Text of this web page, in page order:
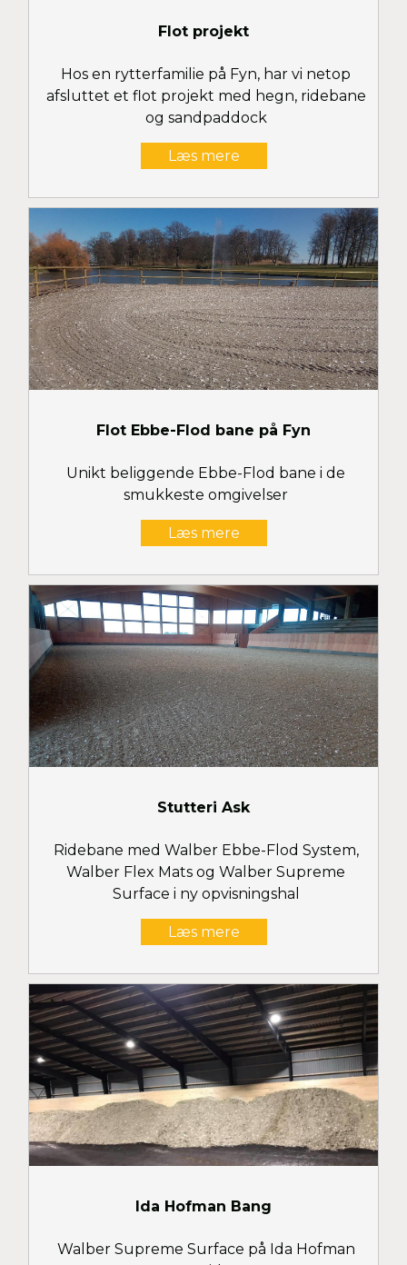
Flot projekt
Hos en rytterfamilie på Fyn, har vi netop
afsluttet et flot projekt med hegn, ridebane
og sandpaddock
Læs mere
Flot Ebbe-Flod bane på Fyn
Unikt beliggende Ebbe-Flod bane i de
smukkeste omgivelser
Læs mere
Stutteri Ask
Ridebane med Walber Ebbe-Flod System,
Walber Flex Mats og Walber Supreme
Surface i ny opvisningshal
Læs mere
Ida Hofman Bang
Walber Supreme Surface på Ida Hofman